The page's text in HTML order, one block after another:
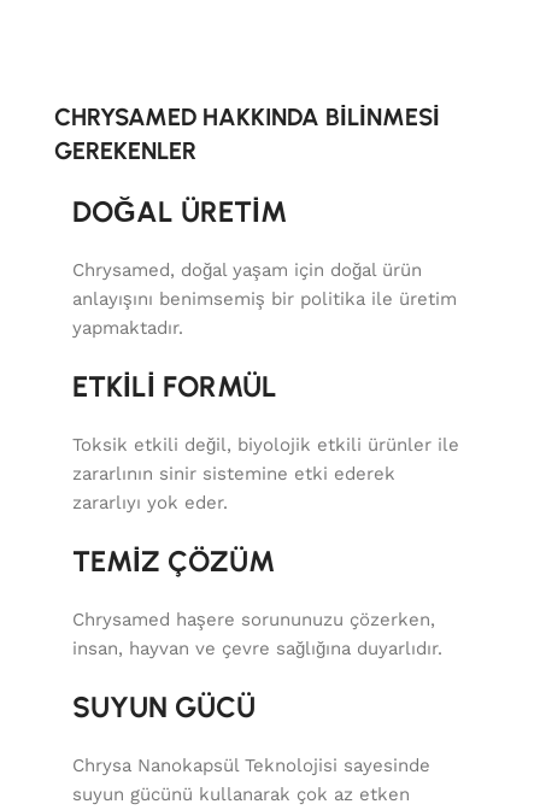
CHRYSAMED HAKKINDA BİLİNMESİ
GEREKENLER
DOĞAL ÜRETİM
Chrysamed, doğal yaşam için doğal ürün
anlayışını benimsemiş bir politika ile üretim
yapmaktadır.
ETKİLİ FORMÜL
Toksik etkili değil, biyolojik etkili ürünler ile
zararlının sinir sistemine etki ederek
zararlıyı yok eder.
TEMİZ ÇÖZÜM
Chrysamed haşere sorununuzu çözerken,
insan, hayvan ve çevre sağlığına duyarlıdır.
SUYUN GÜCÜ
Chrysa Nanokapsül Teknolojisi sayesinde
suyun gücünü kullanarak çok az etken